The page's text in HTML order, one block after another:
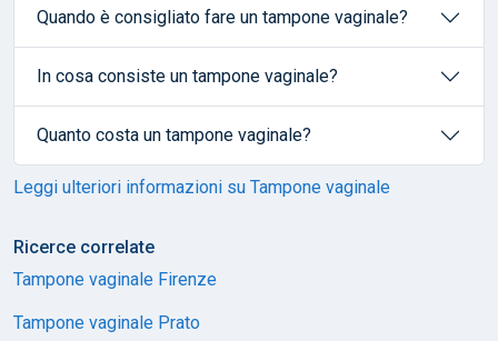
Quando è consigliato fare un tampone vaginale?
In cosa consiste un tampone vaginale?
Quanto costa un tampone vaginale?
Leggi ulteriori informazioni su Tampone vaginale
Ricerce correlate
Tampone vaginale Firenze
Tampone vaginale Prato